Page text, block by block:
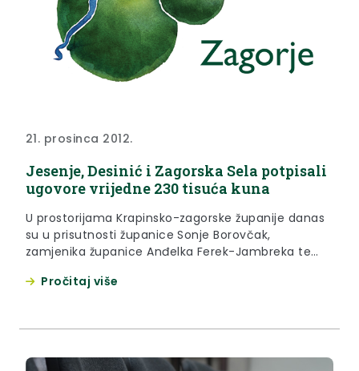
21. prosinca 2012.
Jesenje, Desinić i Zagorska Sela potpisali
ugovore vrijedne 230 tisuća kuna
U prostorijama Krapinsko-zagorske županije danas
su u prisutnosti županice Sonje Borovčak,
zamjenika županice Anđelka Ferek-Jambreka te
Barilar načelnici općina Desinić, Jesenje i Zagorska
Pročitaj više